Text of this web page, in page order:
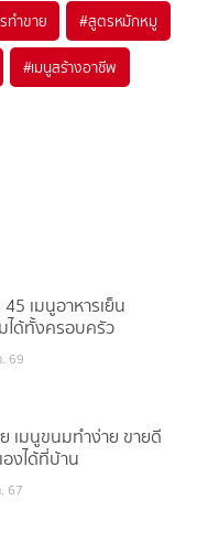
ทำขาย #สูตรหมักหมู
#เมนูสร้างอาชีพ
เมนูอาหารเย็น
ได้ทั้งครอบครัว
69
เมนูขนมทำง่าย ขายดี
งได้ที่บ้าน
67